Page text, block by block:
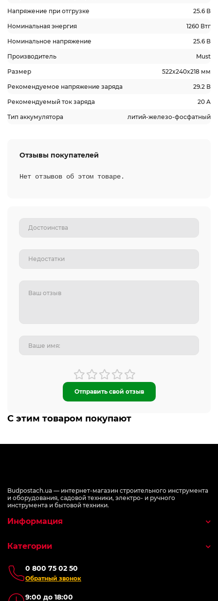
Напряжение при отгрузке 25.6 В
Номинальная энергия 1260 Втг
Номинальное напряжение 25.6 В
Производитель Must
Размер 522x240x218 мм
Рекомендуемое напряжение заряда 29.2 В
Рекомендуемый ток заряда 20 A
Тип аккумулятора литий-железо-фосфатный
Отзывы покупателей
Нет отзывов об этом товаре.
Отправить свой отзыв
С этим товаром покупают
Budpostach.ua — интернет-магазин строительного инструмента
и оборудования, садовой техники, электро- и ручного
инструмента и бытовой техники.
0 800 75 02 50
Обратный звонок
9:00 до 18:00
Информация
Категории